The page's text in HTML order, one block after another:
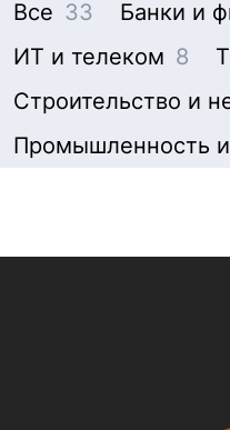
Все 33 Банки и
ИТ и телеком 8
Строительство и
Промышленность и